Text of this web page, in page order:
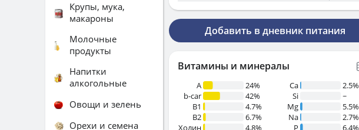
Добавить в дневник питания
Витамины и минералы
A
24%
b-car
42%
В1
4.7%
B2
6.7%
Холин
4.8%
Ca
2.5%
Si
~
Mg
5.5%
Na
2.7%
P
6.4%
Крупы, мука,
макароны
Молочные
продукты
Напитки
алкогольные
Овощи и зелень
Орехи и семена